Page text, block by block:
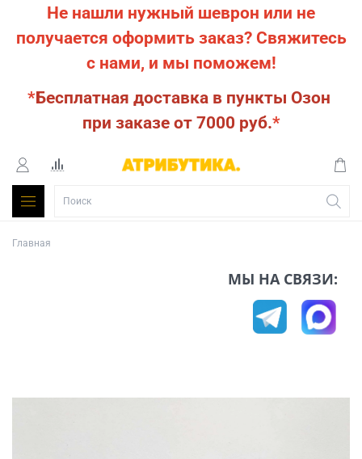
Не нашли нужный шеврон или не
получается оформить заказ? Свяжитесь
с нами, и мы поможем!
*Бесплатная доставка в пункты Озон
при заказе от 7000 руб.*
Главная
МЫ НА СВЯЗИ: